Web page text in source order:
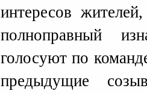
интересов
полноправный
голосуют по
предыдущие